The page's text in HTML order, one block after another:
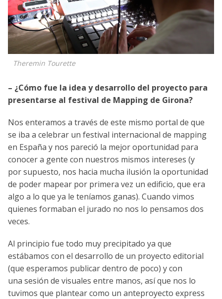
Theremin Tourette
– ¿Cómo fue la idea y desarrollo del proyecto para
presentarse al festival de Mapping de Girona?
Nos enteramos a través de este mismo portal de que
se iba a celebrar un festival internacional de mapping
en España y nos pareció la mejor oportunidad para
conocer a gente con nuestros mismos intereses (y
por supuesto, nos hacia mucha ilusión la oportunidad
de poder mapear por primera vez un edificio, que era
algo a lo que ya le teníamos ganas). Cuando vimos
quienes formaban el jurado no nos lo pensamos dos
veces.
Al principio fue todo muy precipitado ya que
estábamos con el desarrollo de un proyecto editorial
(que esperamos publicar dentro de poco) y con
una sesión de visuales entre manos, así que nos lo
tuvimos que plantear como un anteproyecto express